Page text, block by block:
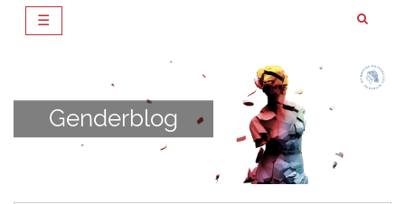
☰
Genderblog